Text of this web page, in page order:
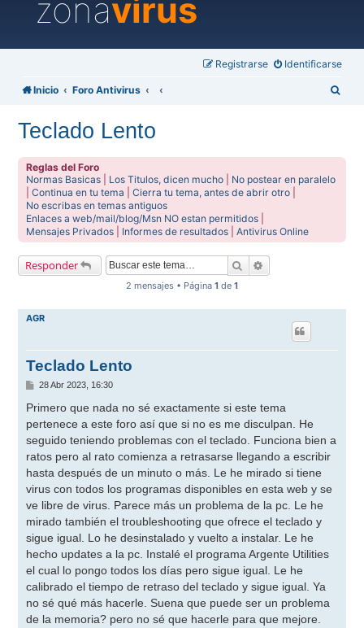
zonavirus
Identificarse
Registrarse
Inicio Foro Antivirus
Teclado Lento
Reglas del Foro
Normas Basicas
Los Titulos, dicen mucho
No postear en paralelo
|Continua en tu tema |Cierra tu tema, antes de abrir otro
No escribas en temas antiguos
Enlaces a web/mail/blog/Msn NO estan permitidos
Mensajes Privados
Informes de resultados |Antivirus Online
Responder Buscar
2 mensajes • Página 1 de 1
AGR
Teclado Lento
M
n
a
j
e
28 Abr 2023, 16:30
Primero que nada no sé exactamente si este tema
pertenece a este foro así que si no es me disculpan. He
seguido teniendo problemas con el teclado. Funciona bien a
ratos pero al rato comienza a retrasarse llegando a escribir
hasta después de un minuto o más. Le he mirado si tiene
virus con todos los programas disponibles en esta web y se
ve libre de virus. Parece más un problema de la pc. Le he
mirado también el troubleshooting que ofrece el teclado y
sigue igual. Lo he desinstalado y vuelto a instalar. Le he
hecho updates a la pc. Instalé el programa Argente Utilities
el cual lo pongo todos los días pero sigue igual. Le he
calibrado el tiempo de retraso del teclado y sigue igual. Ya
no sé qué más hacerle. Suena que puede ser un problema
de la memoria? pero no sé que hacerle para que mejore.